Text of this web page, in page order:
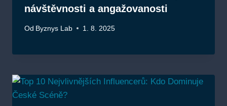
návštěvnosti a angažovanosti
Od Byznys Lab 1. 8. 2025